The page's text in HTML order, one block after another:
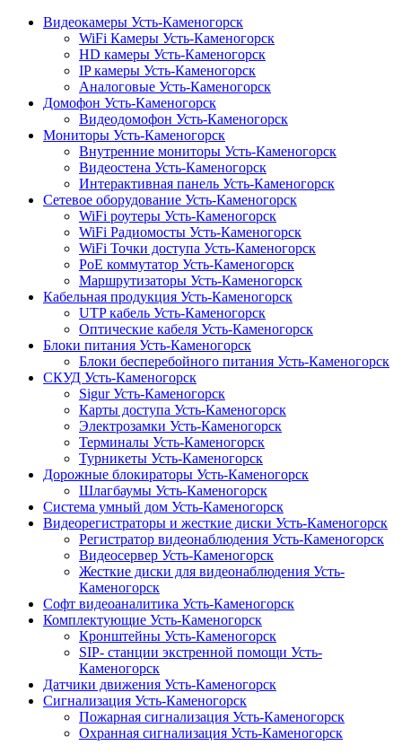
Видеокамеры Усть-Каменогорск
WiFi Камеры Усть-Каменогорск
HD камеры Усть-Каменогорск
IP камеры Усть-Каменогорск
Аналоговые Усть-Каменогорск
Домофон Усть-Каменогорск
Видеодомофон Усть-Каменогорск
Мониторы Усть-Каменогорск
Внутренние мониторы Усть-Каменогорск
Видеостена Усть-Каменогорск
Интерактивная панель Усть-Каменогорск
Сетевое оборудование Усть-Каменогорск
WiFi роутеры Усть-Каменогорск
WiFi Радиомосты Усть-Каменогорск
WiFi Точки доступа Усть-Каменогорск
PoE коммутатор Усть-Каменогорск
Маршрутизаторы Усть-Каменогорск
Кабельная продукция Усть-Каменогорск
UTP кабель Усть-Каменогорск
Оптические кабеля Усть-Каменогорск
Блоки питания Усть-Каменогорск
Блоки бесперебойного питания Усть-Каменогорск
СКУД Усть-Каменогорск
Sigur Усть-Каменогорск
Карты доступа Усть-Каменогорск
Электрозамки Усть-Каменогорск
Терминалы Усть-Каменогорск
Турникеты Усть-Каменогорск
Дорожные блокираторы Усть-Каменогорск
Шлагбаумы Усть-Каменогорск
Система умный дом Усть-Каменогорск
Видеорегистраторы и жесткие диски Усть-Каменогорск
Регистратор видеонаблюдения Усть-Каменогорск
Видеосервер Усть-Каменогорск
Жесткие диски для видеонаблюдения Усть-
Каменогорск
Софт видеоаналитика Усть-Каменогорск
Комплектующие Усть-Каменогорск
Кронштейны Усть-Каменогорск
SIP- станции экстренной помощи Усть-
Каменогорск
Датчики движения Усть-Каменогорск
Сигнализация Усть-Каменогорск
Пожарная сигнализация Усть-Каменогорск
Охранная сигнализация Усть-Каменогорск